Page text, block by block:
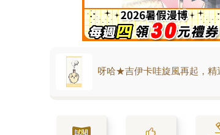
呀哈★吉伊卡哇旋風再起，精